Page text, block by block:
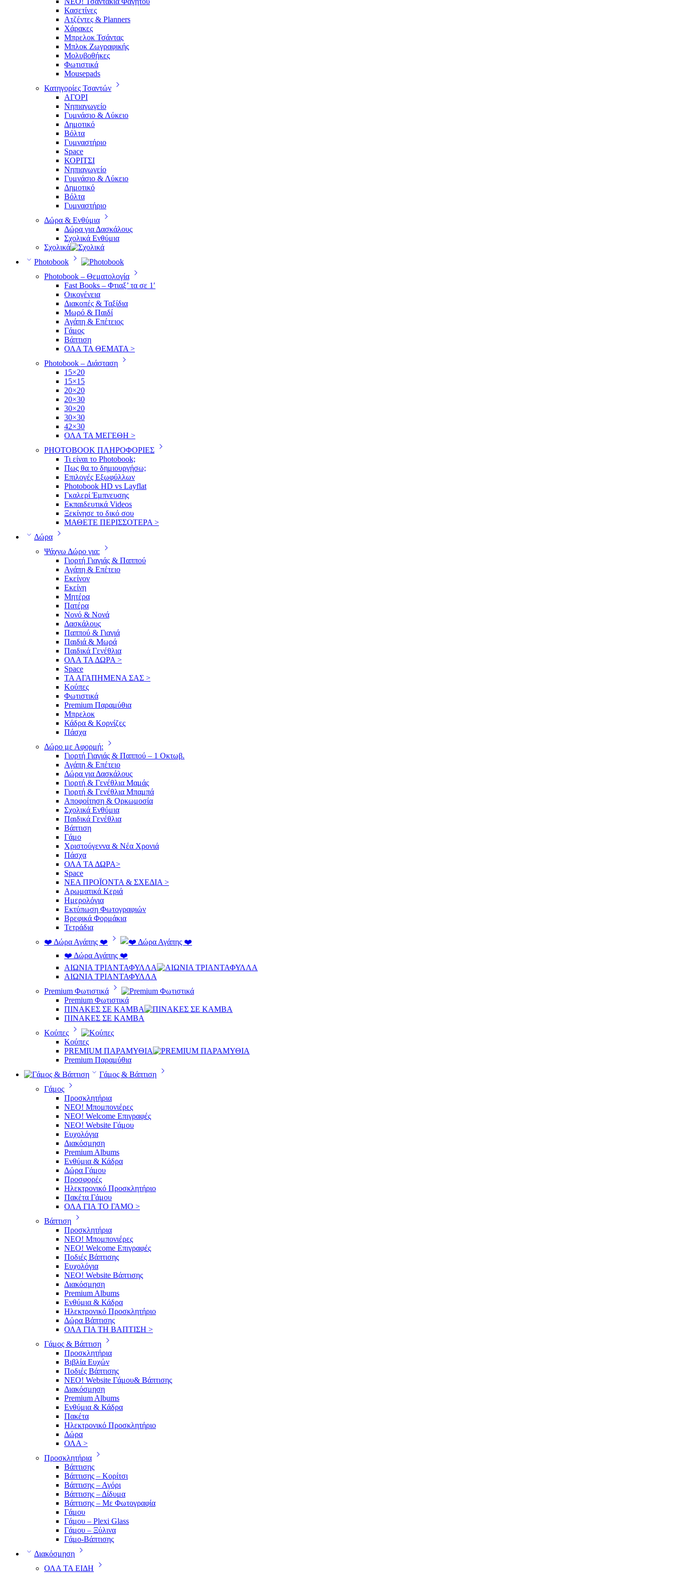
Κασετίνες
Ατζέντες & Planners
Χάρακες
Μπρελοκ Τσάντας
Μπλοκ Ζωγραφικής
Μολυβοθήκες
Φωτιστικά
Mousepads
Κατηγορίες Τσαντών
ΑΓΟΡΙ
Νηπιαγωγείο
Γυμνάσιο & Λύκειο
Δημοτικό
Βόλτα
Γυμναστήριο
Space
ΚΟΡΙΤΣΙ
Νηπιαγωγείο
Γυμνάσιο & Λύκειο
Δημοτικό
Βόλτα
Γυμναστήριο
Δώρα & Ενθύμια
Δώρα για Δασκάλους
Σχολικά Ενθύμια
Σχολικά
Photobook
Photobook – Θεματολογία
Fast Books – Φτιαξ’ τα σε 1′
Οικογένεια
Διακοπές & Ταξίδια
Μωρό & Παιδί
Αγάπη & Επέτειος
Γάμος
Βάπτιση
ΟΛΑ ΤΑ ΘΕΜΑΤΑ >
Photobook – Διάσταση
15×20
15×15
20×20
20×30
30×20
30×30
42×30
ΟΛΑ ΤΑ ΜΕΓΕΘΗ >
PHOTOBOOK ΠΛΗΡΟΦΟΡΙΕΣ
Τι είναι το Photobook;
Πως θα το δημιουργήσω;
Επιλογές Εξωφύλλων
Photobook HD vs Layflat
Γκαλερί Έμπνευσης
Εκπαιδευτικά Videos
Ξεκίνησε το δικό σου
ΜΑΘΕΤΕ ΠΕΡΙΣΣΟΤΕΡΑ >
Δώρα
Ψάχνω Δώρο για:
Γιορτή Γιαγιάς & Παππού
Αγάπη & Επέτειο
Εκείνον
Εκείνη
Μητέρα
Πατέρα
Νονό & Νονά
Δασκάλους
Παππού & Γιαγιά
Παιδιά & Μωρά
Παιδικά Γενέθλια
ΟΛΑ ΤΑ ΔΩΡΑ >
Space
ΤΑ ΑΓΑΠΗΜΕΝΑ ΣΑΣ >
Κούπες
Φωτιστικά
Premium Παραμύθια
Μπρελοκ
Κάδρα & Κορνίζες
Πάσχα
Δώρο με Αφορμή:
Γιορτή Γιαγιάς & Παππού – 1 Οκτωβ.
Αγάπη & Επέτειο
Δώρα για Δασκάλους
Γιορτή & Γενέθλια Μαμάς
Γιορτή & Γενέθλια Μπαμπά
Αποφοίτηση & Ορκωμοσία
Σχολικά Ενθύμια
Παιδικά Γενέθλια
Βάπτιση
Γάμο
Χριστούγεννα & Νέα Χρονιά
Πάσχα
ΟΛΑ ΤΑ ΔΩΡΑ>
Space
ΝΕΑ ΠΡΟΪΟΝΤΑ & ΣΧΕΔΙΑ >
Αρωματικά Κεριά
Ημερολόγια
Εκτύπωση Φωτογραφιών
Βρεφικά Φορμάκια
Τετράδια
❤️ Δώρα Αγάπης ❤️
❤️ Δώρα Αγάπης ❤️
ΑΙΩΝΙΑ ΤΡΙΑΝΤΑΦΥΛΛΑ
ΑΙΩΝΙΑ ΤΡΙΑΝΤΑΦΥΛΛΑ
Premium Φωτιστικά
Premium Φωτιστικά
ΠΙΝΑΚΕΣ ΣΕ ΚΑΜΒΑ
ΠΙΝΑΚΕΣ ΣΕ ΚΑΜΒΑ
Κούπες
Κούπες
PREMIUM ΠΑΡΑΜΥΘΙΑ
Premium Παραμύθια
Γάμος & Βάπτιση
Γάμος
Προσκλητήρια
ΝΕΟ! Μπομπονιέρες
NEO! Welcome Επιγραφές
ΝΕΟ! Website Γάμου
Ευχολόγια
Διακόσμηση
Premium Albums
Ενθύμια & Κάδρα
Δώρα Γάμου
Προσφορές
Ηλεκτρονικό Προσκλητήριο
Πακέτα Γάμου
ΟΛΑ ΓΙΑ ΤΟ ΓΑΜΟ >
Βάπτιση
Προσκλητήρια
ΝΕΟ! Μπομπονιέρες
NEO! Welcome Επιγραφές
Ποδιές Βάπτισης
Ευχολόγια
ΝΕΟ! Website Βάπτισης
Διακόσμηση
Premium Albums
Ενθύμια & Κάδρα
Ηλεκτρονικό Προσκλητήριο
Δώρα Βάπτισης
ΟΛΑ ΓΙΑ ΤΗ ΒΑΠΤΙΣΗ >
Γάμος & Βάπτιση
Προσκλητήρια
Βιβλία Ευχών
Ποδιές Βάπτισης
ΝΕΟ! Website Γάμου& Βάπτισης
Διακόσμηση
Premium Albums
Ενθύμια & Κάδρα
Πακέτα
Ηλεκτρονικό Προσκλητήριο
Δώρα
ΟΛΑ >
Προσκλητήρια
Βάπτισης
Βάπτισης – Κορίτσι
Βάπτισης – Αγόρι
Βάπτισης – Δίδυμα
Βάπτισης – Με Φωτογραφία
Γάμου
Γάμου – Plexi Glass
Γάμου – Ξύλινα
Γάμο-Βάπτισης
Διακόσμηση
ΟΛΑ ΤΑ ΕΙΔΗ